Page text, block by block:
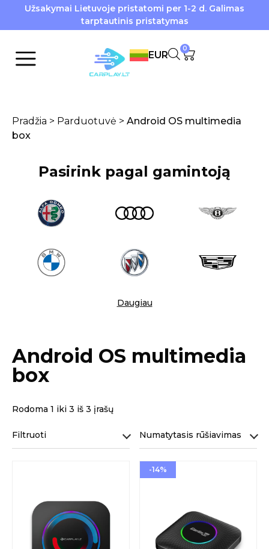
Užsakymai Lietuvoje pristatomi per 1-2 d. Galimas
tarptautinis pristatymas
EUR
0
Pradžia > Parduotuvė > Android OS multimedia
box
Pasirink pagal gamintoją
Daugiau
Android OS multimedia
box
Rodoma 1 iki 3 iš 3 įrašų
Filtruoti Numatytasis rūšiavimas
-14%